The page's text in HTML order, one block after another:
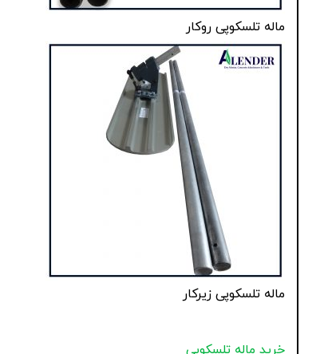
ماله تلسکوپی روکار
ماله تلسکوپی زیرکار
خرید ماله تلسکوپی